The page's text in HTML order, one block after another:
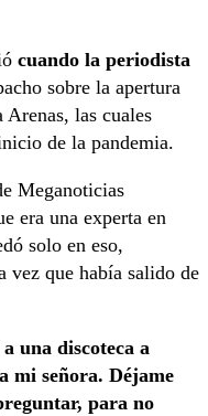
cuando la periodista
sobre la apertura
Arenas, las cuales
de la pandemia.
Meganoticias
era una experta en
solo en eso,
vez que había salido de
una discoteca a
mi señora. Déjame
para no